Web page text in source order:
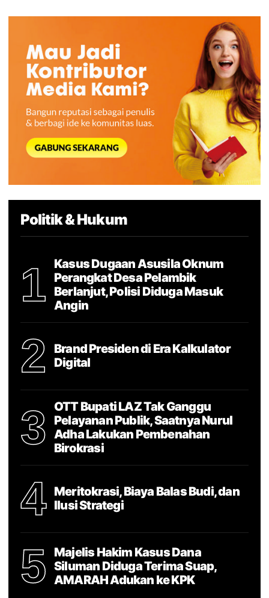
Politik & Hukum
1
Kasus Dugaan Asusila Oknum
Perangkat Desa Pelambik
Berlanjut, Polisi Diduga Masuk
Angin
2
Brand Presiden di Era Kalkulator
Digital
3
OTT Bupati LAZ Tak Ganggu
Pelayanan Publik, Saatnya Nurul
Adha Lakukan Pembenahan
Birokrasi
4
Meritokrasi, Biaya Balas Budi, dan
Ilusi Strategi
5
Majelis Hakim Kasus Dana
Siluman Diduga Terima Suap,
AMARAH Adukan ke KPK